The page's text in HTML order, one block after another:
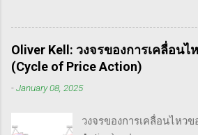
3/01/21/book-review-
technique-number-one-
ขั้นตอนการทำราคาของ
เป้าหมาย - ทำการทดสอบ
ตลาดที่มีความต้านทานน้
มีความต้าน...
ตนเอง และต้องตั้งกฏขึ้น
กฎ - ต้องอยู่ในขอบเขตค
แข่งขันตน - เทรดตาม
เฉลี่ยขาดทุน เป้าหมายข
ตัดขาดทุนให้เสียหายน้อย
ใหญ่(กว่าตัดขาดทุน) - ท
50% ของทั้งหมด กุญแจ
Oliver Kell: วงจรของการเคลื่อนไ
(Cycle of Price Action)
-January 08, 2025
วงจรของการเคลื่อนไหวข